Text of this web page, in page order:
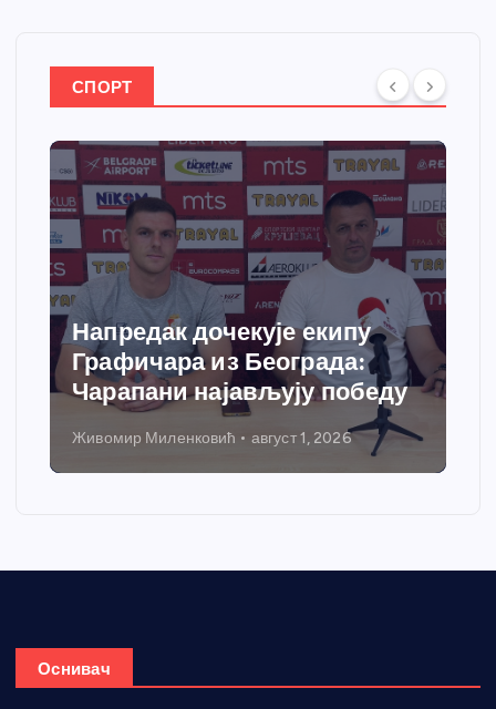
СПОРТ
Напредак дочекује екипу
Графичара из Београда:
Чарапани најављују победу
Живомир Миленковић август 1, 2026
Оснивач